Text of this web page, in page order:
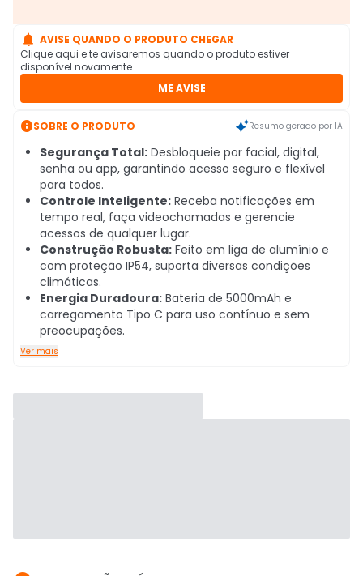
 AVISE QUANDO O PRODUTO CHEGAR
Clique aqui e te avisaremos quando o produto estiver
disponível novamente
ME AVISE
SOBRE O PRODUTO Resumo gerado por IA
Segurança Total: Desbloqueie por facial, digital,
senha ou app, garantindo acesso seguro e flexível
para todos.
Controle Inteligente: Receba notificações em
tempo real, faça videochamadas e gerencie
acessos de qualquer lugar.
Construção Robusta: Feito em liga de alumínio e
com proteção IP54, suporta diversas condições
climáticas.
Energia Duradoura: Bateria de 5000mAh e
carregamento Tipo C para uso contínuo e sem
preocupações.
Ver mais